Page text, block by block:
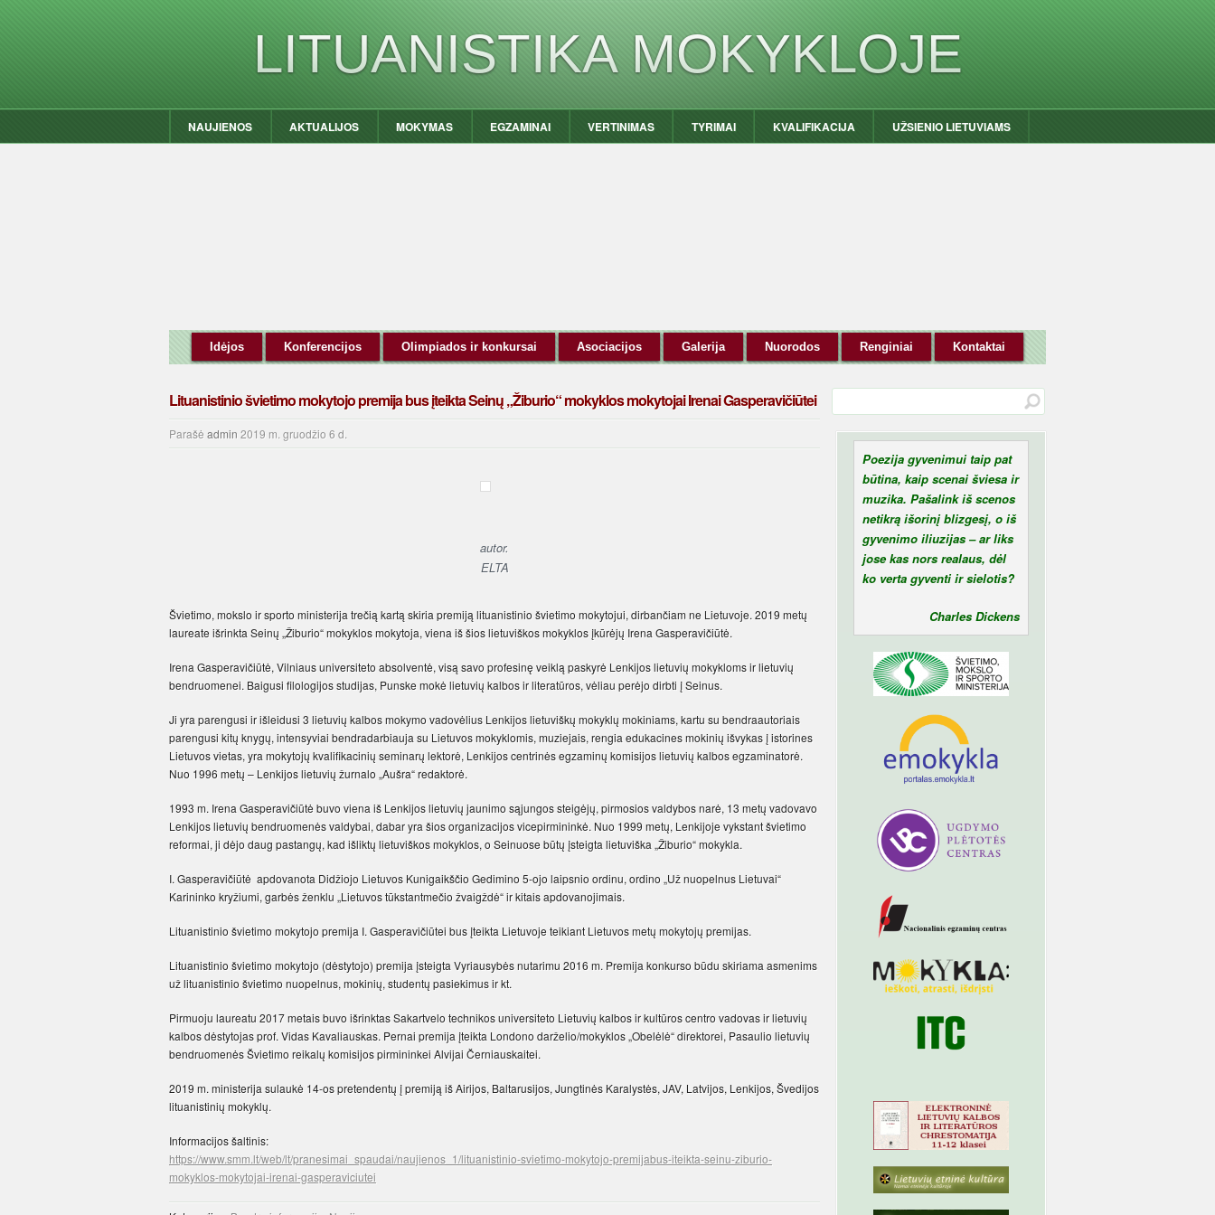
LITUANISTIKA MOKYKLOJE
NAUJIENOS AKTUALIJOS MOKYMAS EGZAMINAI VERTINIMAS TYRIMAI KVALIFIKACIJA UŽSIENIO LIETUVIAMS
Idėjos Konferencijos Olimpiados ir konkursai Asociacijos Galerija Nuorodos Renginiai Kontaktai
Lituanistinio švietimo mokytojo premija bus įteikta Seinų „Žiburio“ mokyklos mokytojai Irenai Gasperavičiūtei
Parašė admin 2019 m. gruodžio 6 d.
autor.
ELTA
Švietimo, mokslo ir sporto ministerija trečią kartą skiria premiją lituanistinio švietimo mokytojui, dirbančiam ne Lietuvoje. 2019 metų
laureate išrinkta Seinų „Žiburio“ mokyklos mokytoja, viena iš šios lietuviškos mokyklos įkūrėjų Irena Gasperavičiūtė.
Irena Gasperavičiūtė, Vilniaus universiteto absolventė, visą savo profesinę veiklą paskyrė Lenkijos lietuvių mokykloms ir lietuvių
bendruomenei. Baigusi filologijos studijas, Punske mokė lietuvių kalbos ir literatūros, vėliau perėjo dirbti į Seinus.
Ji yra parengusi ir išleidusi 3 lietuvių kalbos mokymo vadovėlius Lenkijos lietuviškų mokyklų mokiniams, kartu su bendraautoriais
parengusi kitų knygų, intensyviai bendradarbiauja su Lietuvos mokyklomis, muziejais, rengia edukacines mokinių išvykas į istorines
Lietuvos vietas, yra mokytojų kvalifikacinių seminarų lektorė, Lenkijos centrinės egzaminų komisijos lietuvių kalbos egzaminatorė.
Nuo 1996 metų – Lenkijos lietuvių žurnalo „Aušra“ redaktorė.
1993 m. Irena Gasperavičiūtė buvo viena iš Lenkijos lietuvių jaunimo sąjungos steigėjų, pirmosios valdybos narė, 13 metų vadovavo
Lenkijos lietuvių bendruomenės valdybai, dabar yra šios organizacijos vicepirmininkė. Nuo 1999 metų, Lenkijoje vykstant švietimo
reformai, ji dėjo daug pastangų, kad išliktų lietuviškos mokyklos, o Seinuose būtų įsteigta lietuviška „Žiburio“ mokykla.
I. Gasperavičiūtė apdovanota Didžiojo Lietuvos Kunigaikščio Gedimino 5-ojo laipsnio ordinu, ordino „Už nuopelnus Lietuvai“
Karininko kryžiumi, garbės ženklu „Lietuvos tūkstantmečio žvaigždė“ ir kitais apdovanojimais.
Lituanistinio švietimo mokytojo premija I. Gasperavičiūtei bus įteikta Lietuvoje teikiant Lietuvos metų mokytojų premijas.
Lituanistinio švietimo mokytojo (dėstytojo) premija įsteigta Vyriausybės nutarimu 2016 m. Premija konkurso būdu skiriama asmenims
už lituanistinio švietimo nuopelnus, mokinių, studentų pasiekimus ir kt.
Pirmuoju laureatu 2017 metais buvo išrinktas Sakartvelo technikos universiteto Lietuvių kalbos ir kultūros centro vadovas ir lietuvių
kalbos dėstytojas prof. Vidas Kavaliauskas. Pernai premija įteikta Londono darželio/mokyklos „Obelėlė“ direktorei, Pasaulio lietuvių
bendruomenės Švietimo reikalų komisijos pirmininkei Alvijai Černiauskaitei.
2019 m. ministerija sulaukė 14-os pretendentų į premiją iš Airijos, Baltarusijos, Jungtinės Karalystės, JAV, Latvijos, Lenkijos, Švedijos
lituanistinių mokyklų.
Informacijos šaltinis:
https://www.smm.lt/web/lt/pranesimai_spaudai/naujienos_1/lituanistinio-svietimo-mokytojo-premijabus-iteikta-seinu-ziburio-
mokyklos-mokytojai-irenai-gasperaviciutei
Poezija gyvenimui taip pat
būtina, kaip scenai šviesa ir
muzika. Pašalink iš scenos
netikrą išorinį blizgesį, o iš
gyvenimo iliuzijas – ar liks
jose kas nors realaus, dėl
ko verta gyventi ir sielotis?
Charles Dickens